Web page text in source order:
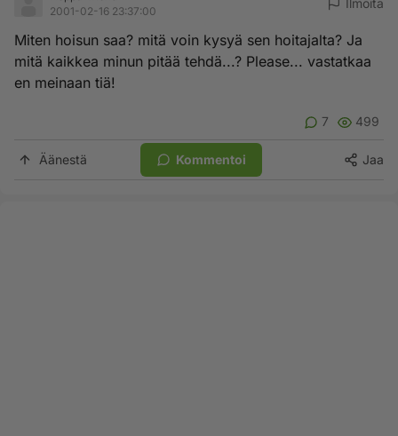
2001-02-16 23:37:00
Ilmoita
Miten hoisun saa? mitä voin kysyä sen hoitajalta? Ja
mitä kaikkea minun pitää tehdä...? Please... vastatkaa
en meinaan tiä!
7 499
Äänestä Kommentoi Jaa